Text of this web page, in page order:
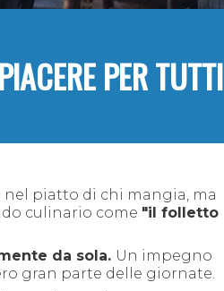
PER TUTTI
nel piatto di chi mangia, ma
culinario come "il folletto
da sola. Un impegno
gran parte delle giornate.